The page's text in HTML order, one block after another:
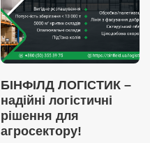
БІНФІЛД ЛОГІСТИК –
надійні логістичні
рішення для
агросектору!